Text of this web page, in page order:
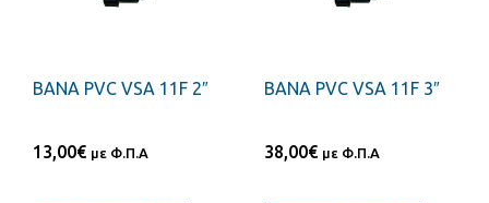
ΒΑΝΑ PVC VSA 11F 2″
13,00€ με Φ.Π.Α
ΒΑΝΑ PVC VSA 11F 3″
38,00€ με Φ.Π.Α